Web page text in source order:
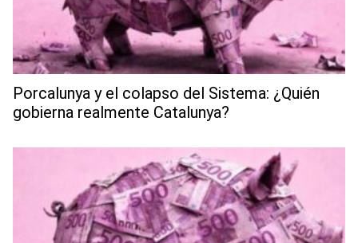
Porcalunya y el colapso del Sistema: ¿Quién
gobierna realmente Catalunya?